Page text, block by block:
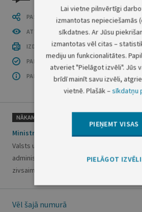
PASTĀSTI CITIEM
ATVĒRT PUBLIKĀCIJU (PDF)
IZDRUKĀT PUBLIKĀCIJU
PAR INFORMĀCIJAS DROŠĪBU
PAR ŠO GRUPU
NĀKAMAIS
Ministru kabineta noteikumi Nr. 113
Valsts un Eiropas Savienības atbalsta
administrēšanas un uzraudzības vispārējā
zivsaimniecības attīstībai
Vēl šajā numurā
Lai vietne pilnvērtīgi
izmantotas nepieciešamās
sīkdatnes. Ar Jūsu
izmantotas vēl citas –
mediju un funkcionalitātes.
atveriet "Pielāgot izvēli". Jūs
brīdī mainīt savu izvēli,
vietnē. Plašāk –sīkdatņu
PIEŅEMT VISAS
PIELĀGOT IZVĒLI